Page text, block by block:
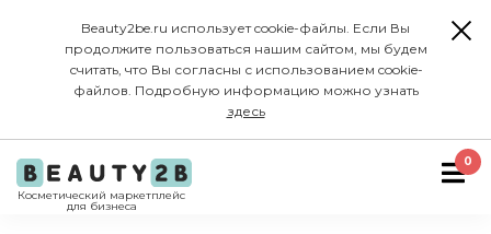
Beauty2be.ru использует cookie-файлы. Если Вы
продолжите пользоваться нашим сайтом, мы будем
считать, что Вы согласны с использованием cookie-
файлов. Подробную информацию можно узнать
здесь
Косметический маркетплейс
для бизнеса
0
Previous